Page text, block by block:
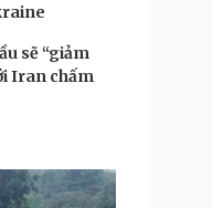
sẽ “giảm
Iran chấm